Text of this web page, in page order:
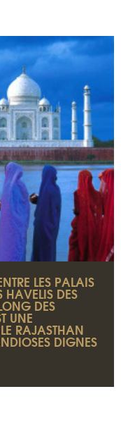
LES PALAIS
HAVELIS DES
DES
UNE
RAJASTHAN
DIGNES